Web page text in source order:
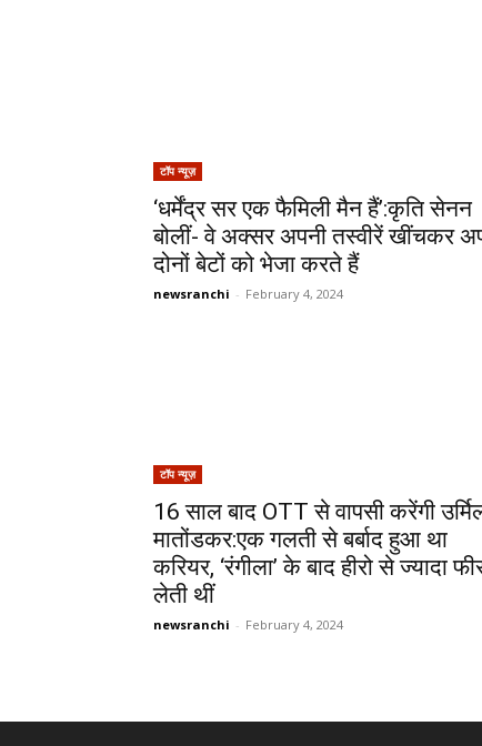
टॉप न्यूज़
‘धर्मेंद्र सर एक फैमिली मैन हैं’:कृति सेनन
बोलीं- वे अक्सर अपनी तस्वीरें खींचकर
दोनों बेटों को भेजा करते हैं
newsranchi - February 4, 2024
टॉप न्यूज़
16 साल बाद OTT से वापसी करेंगी
मातोंडकर:एक गलती से बर्बाद हुआ था
करियर, ‘रंगीला’ के बाद हीरो से ज्यादा
लेती थीं
newsranchi - February 4, 2024